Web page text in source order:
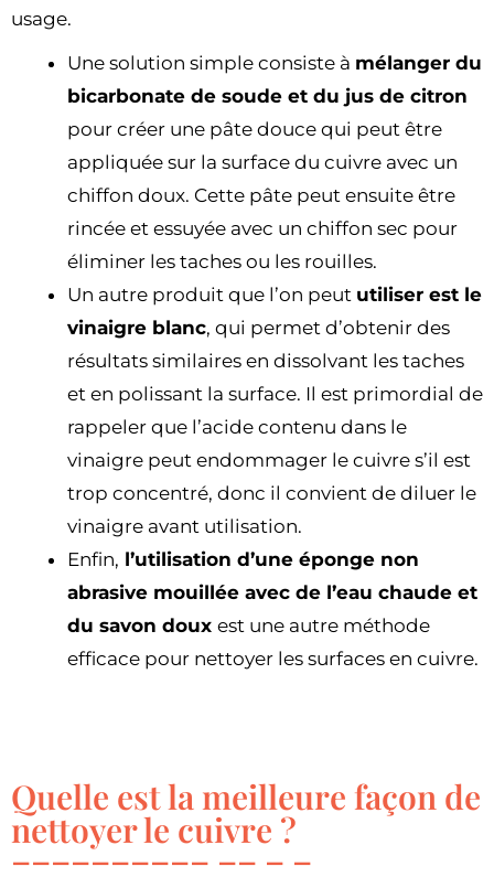
usage.
Une solution simple consiste à mélanger du
bicarbonate de soude et du jus de citron
pour créer une pâte douce qui peut être
appliquée sur la surface du cuivre avec un
chiffon doux. Cette pâte peut ensuite être
rincée et essuyée avec un chiffon sec pour
éliminer les taches ou les rouilles.
Un autre produit que l’on peut utiliser est le
vinaigre blanc, qui permet d’obtenir des
résultats similaires en dissolvant les taches
et en polissant la surface. Il est primordial de
rappeler que l’acide contenu dans le
vinaigre peut endommager le cuivre s’il est
trop concentré, donc il convient de diluer le
vinaigre avant utilisation.
Enfin, l’utilisation d’une éponge non
abrasive mouillée avec de l’eau chaude et
du savon doux est une autre méthode
efficace pour nettoyer les surfaces en cuivre.
Quelle est la meilleure façon de
nettoyer le cuivre ?